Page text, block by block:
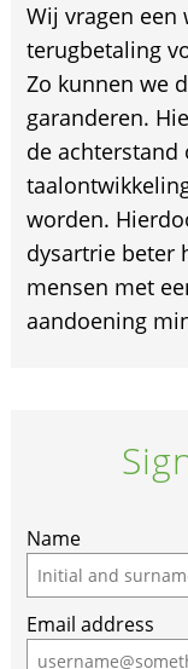
Wij vragen een
terugbetaling
Zo kunnen we
garanderen.
de achterstand
worden.
dysartrie beter
mensen met
aandoening
If
you
are
a
human,
Name
Email address